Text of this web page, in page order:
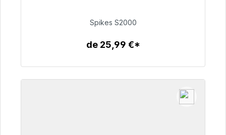
51,49 €
Spikes S2000
de 25,99 €*